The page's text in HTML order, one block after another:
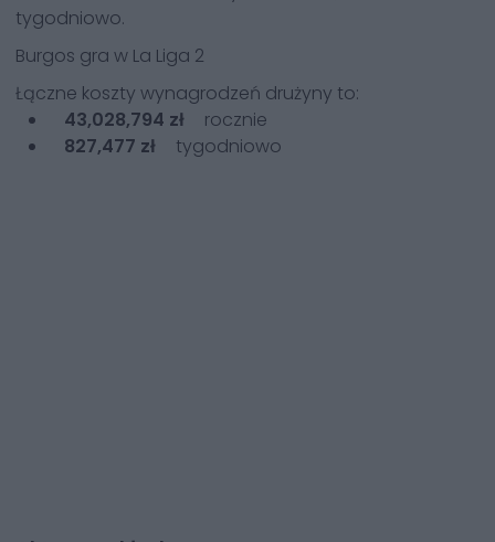
tygodniowo.
Burgos gra w La Liga 2
Łączne koszty wynagrodzeń drużyny to:
43,028,794 zł
rocznie
827,477 zł
tygodniowo